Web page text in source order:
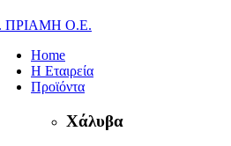
Home
Η Εταιρεία
Προϊόντα
Χάλυβα